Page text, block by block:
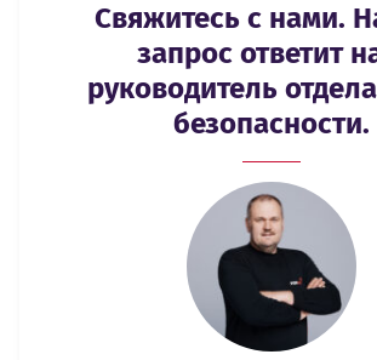
Свяжитесь с нами.
запрос ответит
руководитель
безопасности.